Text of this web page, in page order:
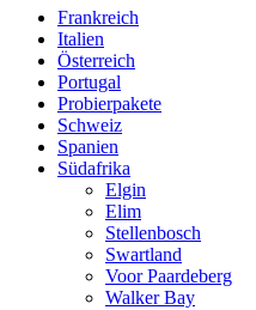
Frankreich
Italien
Österreich
Portugal
Probierpakete
Schweiz
Spanien
Südafrika
Elgin
Elim
Stellenbosch
Swartland
Voor Paardeberg
Walker Bay